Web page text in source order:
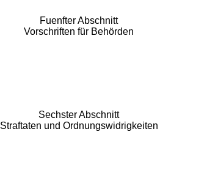
Fuenfter Abschnitt
Vorschriften für Behörden
Sechster Abschnitt
Straftaten und Ordnungswidrigkeiten